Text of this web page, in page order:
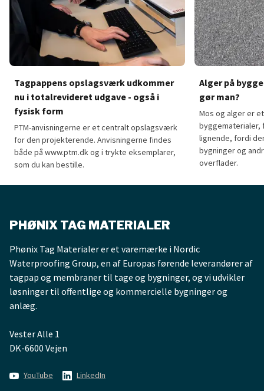
Tagpappens opslagsværk udkommer
nu i totalrevideret udgave - også i
fysisk form
PTM-anvisningerne er et centralt opslagsværk
for den projekterende. Anvisningerne findes
både på www.ptm.dk og i trykte eksemplarer,
som du kan bestille.
Tagpappens opslagsværk udkommer nu i totalrevideret
Alger på
gør man?
Mos og alger er
lignende, fordi
bygninger og
overflader.
Alger på
PHØNIX TAG MATERIALER
Phønix Tag Materialer er et varemærke i Nordic
Waterproofing Group, en af Europas førende leverandører af
tagpap og membraner til tage og bygninger, og vi udvikler
løsninger til offentlige og kommercielle bygninger og
anlæg.
Vester Alle 1
DK-6600 Vejen
YouTube LinkedIn